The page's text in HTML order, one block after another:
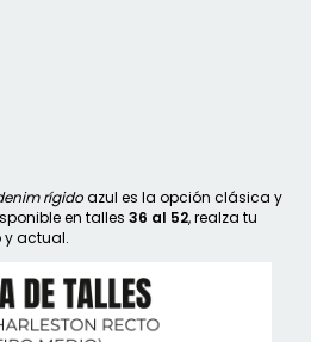
rígidoazul es la opción clásica y
en talles 36 al 52, realza tu
y actual.